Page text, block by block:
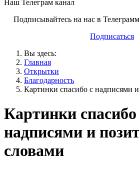
Наш Телеграм канал
Подписывайтесь на нас в
Подписаться
Вы здесь:
Главная
Открытки
Благодарность
Картинки спасибо с надписями
Картинки спасибо
надписями и
словами